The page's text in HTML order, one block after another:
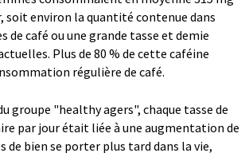
soit environ la quantité contenue dans
de café ou une grande tasse et demie
Plus de 80 % de cette caféine
régulière de café.
groupe "healthy agers", chaque tasse de
par jour était liée à une augmentation de
de bien se porter plus tard dans la vie,